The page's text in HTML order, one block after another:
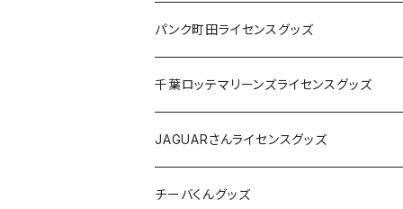
ステッカー
缶バッジ
ホテルキーホルダー
缶バッジ
アクリルキーホルダー
ホテルキーホルダー
クリアファイル
Tシャツ
キャップ
バッグ
ステッカー
パンク町田ライセンスグッズ
Tシャツ
キャップ
バッグ
千葉ロッテマリーンズライセンスグッズ
ステッカー
ステッカー
缶バッジ
JAGUARさんライセンスグッズ
Tシャツ
チーバくんグッズ